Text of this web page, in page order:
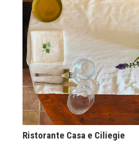
Ristorante Casa e Ciliegie